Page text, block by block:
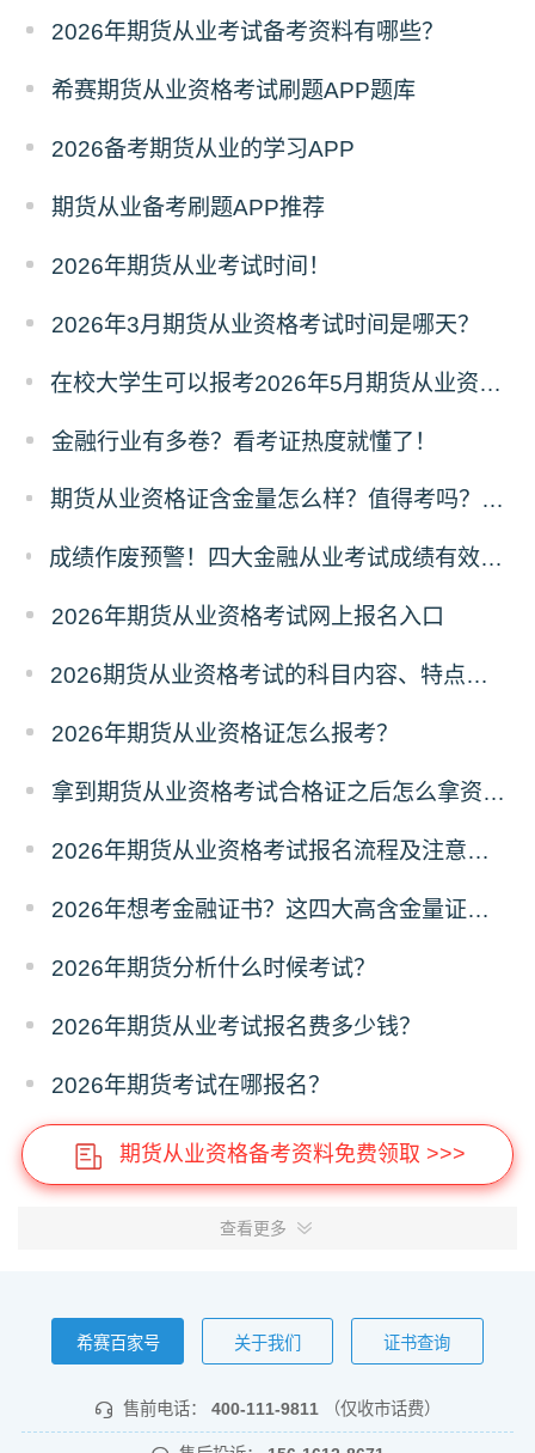
2026年期货从业考试备考资料有哪些？
希赛期货从业资格考试刷题APP题库
2026备考期货从业的学习APP
期货从业备考刷题APP推荐
2026年期货从业考试时间！
2026年3月期货从业资格考试时间是哪天？
在校大学生可以报考2026年5月期货从业资格考试吗？
金融行业有多卷？看考证热度就懂了！
​期货从业资格证含金量怎么样？值得考吗？深度解析来了！
成绩作废预警！四大金融从业考试成绩有效期速查，别让辛苦白费！
2026年期货从业资格考试网上报名入口
2026期货从业资格考试的科目内容、特点及难度深度解析
2026年期货从业资格证怎么报考？
拿到期货从业资格考试合格证之后怎么拿资格证？
2026年期货从业资格考试报名流程及注意事项全攻略
2026年想考金融证书？这四大高含金量证书别错过！
2026年期货分析什么时候考试？
2026年期货从业考试报名费多少钱？
2026年期货考试在哪报名？
期货从业资格备考资料免费领取 >>>
查看更多
希赛百家号 关于我们 证书查询
售前电话： 400-111-9811 （仅收市话费）